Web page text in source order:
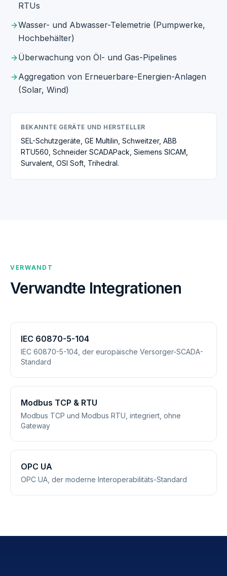
RTUs
Wasser- und Abwasser-Telemetrie (Pumpwerke,
Hochbehälter)
Überwachung von Öl- und Gas-Pipelines
Aggregation von Erneuerbare-Energien-Anlagen
(Solar, Wind)
BEKANNTE GERÄTE UND HERSTELLER
SEL-Schutzgeräte, GE Multilin, Schweitzer, ABB
RTU560, Schneider SCADAPack, Siemens SICAM,
Survalent, OSI Soft, Trihedral.
VERWANDT
Verwandte Integrationen
IEC 60870-5-104
IEC 60870-5-104, der europäische Versorger-SCADA-
Standard
Modbus TCP & RTU
Modbus TCP und Modbus RTU, integriert, ohne
Gateway
OPC UA
OPC UA, der moderne Interoperabilitäts-Standard